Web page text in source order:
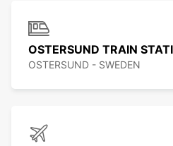
OSTERSUND TRAIN
OSTERSUND - SWEDEN